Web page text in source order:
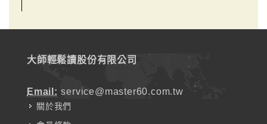
大師輕鬆讀股份有限公司
Email: service@master60.com.tw
關於我們